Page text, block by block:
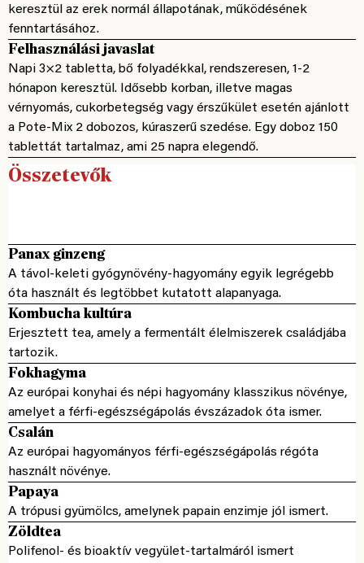
keresztül az erek normál állapotának, működésének
fenntartásához.
Felhasználási javaslat
Napi 3×2 tabletta, bő folyadékkal, rendszeresen, 1-2
hónapon keresztül. Idősebb korban, illetve magas
vérnyomás, cukorbetegség vagy érszűkület esetén ajánlott
a Pote-Mix 2 dobozos, kúraszerű szedése. Egy doboz 150
tablettát tartalmaz, ami 25 napra elegendő.
Összetevők
Panax ginzeng
A távol-keleti gyógynövény-hagyomány egyik legrégebb
óta használt és legtöbbet kutatott alapanyaga.
Kombucha kultúra
Erjesztett tea, amely a fermentált élelmiszerek családjába
tartozik.
Fokhagyma
Az európai konyhai és népi hagyomány klasszikus növénye,
amelyet a férfi-egészségápolás évszázadok óta ismer.
Csalán
Az európai hagyományos férfi-egészségápolás régóta
használt növénye.
Papaya
A trópusi gyümölcs, amelynek papain enzimje jól ismert.
Zöldtea
Polifenol- és bioaktív vegyület-tartalmáról ismert